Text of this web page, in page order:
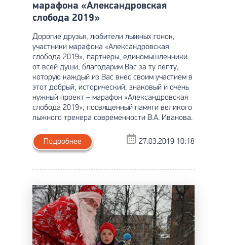
марафона «Александровская
слобода 2019»
Дорогие друзья, любители лыжных гонок,
участники марафона «Александровская
слобода 2019», партнеры, единомышленники
от всей души, благодарим Вас за ту лепту,
которую каждый из Вас внес своим участием в
этот добрый, исторический, знаковый и очень
нужный проект – марафон «Александровская
слобода 2019», посвященный памяти великого
лыжного тренера современности В.А. Иванова.
Подробнее 27.03.2019 10:18